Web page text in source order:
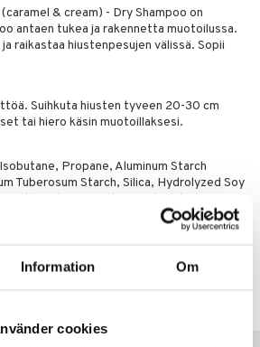
Information Om
cookies
& cream) - Dry Shampoo on
antaen tukea ja rakennetta muotoilussa.
raikastaa hiustenpesujen välissä. Sopii
Suihkuta hiusten tyveen 20-30 cm
tai hiero käsin muotoillaksesi.
Propane, Aluminum Starch
Tuberosum Starch, Silica, Hydrolyzed Soy
Aqua, Citric Acid, Potassium
Parfum, Coumarin.